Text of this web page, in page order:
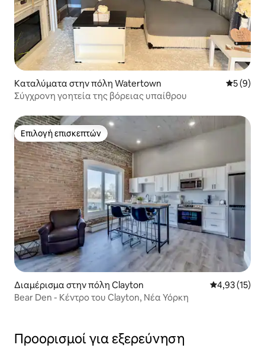
Καταλύματα στην πόλη Watertown Μέση
5 (9)
Σύγχρονη γοητεία της βόρειας υπαίθρου
Επιλογή επισκεπτών
Επιλογή επισκεπτών
Διαμέρισμα στην πόλη Clayton Μέση
4,93 (15)
Bear Den - Κέντρο του Clayton, Νέα Υόρκη
Προορισμοί για εξερεύνηση